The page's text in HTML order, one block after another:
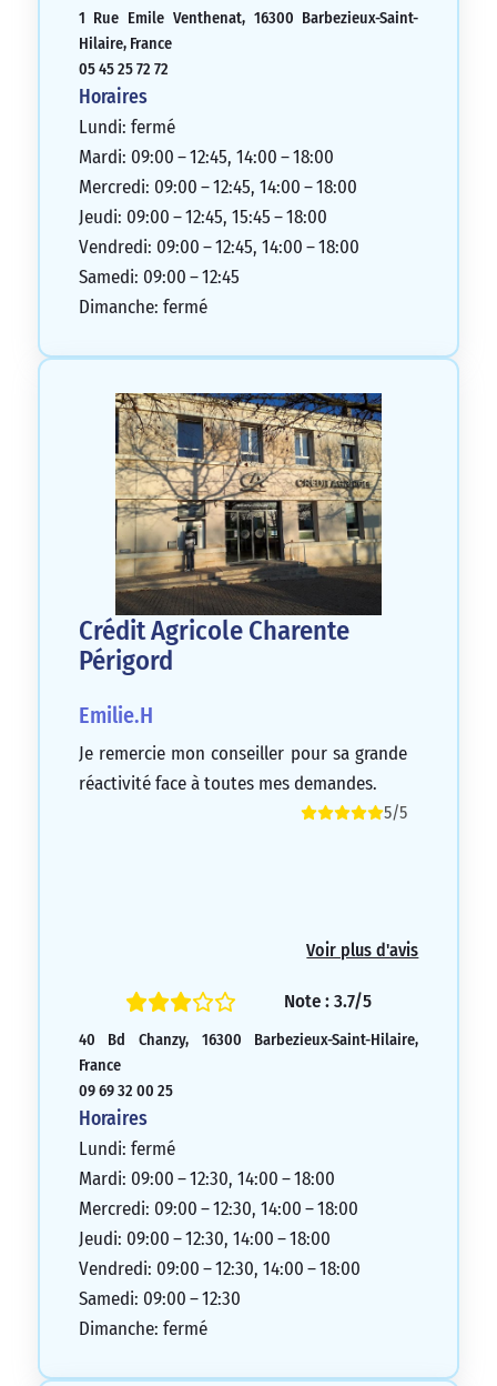
1 Rue Emile Venthenat, 16300 Barbezieux-Saint-
Hilaire, France
05 45 25 72 72
Horaires
Lundi: fermé
Mardi: 09:00 – 12:45, 14:00 – 18:00
Mercredi: 09:00 – 12:45, 14:00 – 18:00
Jeudi: 09:00 – 12:45, 15:45 – 18:00
Vendredi: 09:00 – 12:45, 14:00 – 18:00
Samedi: 09:00 – 12:45
Dimanche: fermé
Crédit Agricole Charente
Périgord
Emilie.H
Je remercie mon conseiller pour sa grande
réactivité face à toutes mes demandes.
5/5
Voir plus d'avis
Note : 3.7/5
40 Bd Chanzy, 16300 Barbezieux-Saint-Hilaire,
France
09 69 32 00 25
Horaires
Lundi: fermé
Mardi: 09:00 – 12:30, 14:00 – 18:00
Mercredi: 09:00 – 12:30, 14:00 – 18:00
Jeudi: 09:00 – 12:30, 14:00 – 18:00
Vendredi: 09:00 – 12:30, 14:00 – 18:00
Samedi: 09:00 – 12:30
Dimanche: fermé